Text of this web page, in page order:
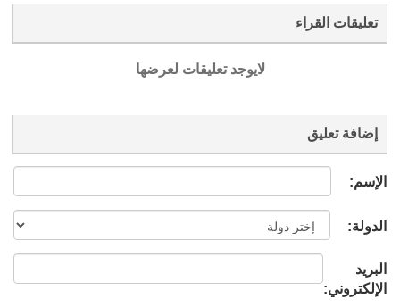
تعليقات القراء
لايوجد تعليقات لعرضها
إضافة تعليق
الإسم:
الدولة:
البريد
الإلكتروني: